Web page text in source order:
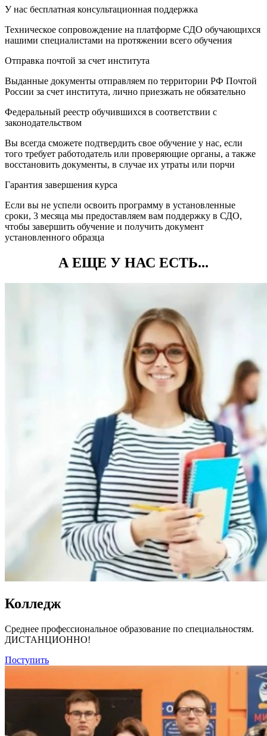
У нас бесплатная консультационная поддержка
Техническое сопровождение на платформе СДО обучающихся
нашими специалистами на протяжении всего обучения
Отправка почтой за счет института
Выданные документы отправляем по территории РФ Почтой
России за счет института, лично приезжать не обязательно
Федеральный реестр обучившихся в соответствии с
законодательством
Вы всегда сможете подтвердить свое обучение у нас, если
того требует работодатель или проверяющие органы, а также
восстановить документы, в случае их утраты или порчи
Гарантия завершения курса
Если вы не успели освоить программу в установленные
сроки, 3 месяца мы предоставляем вам поддержку в СДО,
чтобы завершить обучение и получить документ
установленного образца
А ЕЩЕ У НАС ЕСТЬ...
Колледж
Среднее профессиональное образование по специальностям.
ДИСТАНЦИОННО!
Поступить